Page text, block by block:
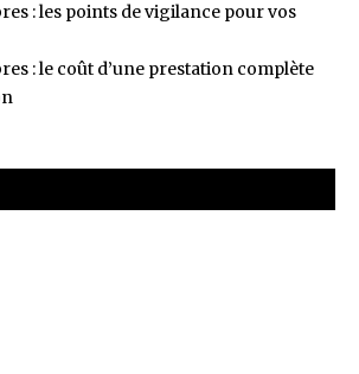
: les points de vigilance pour vos
: le coût d’une prestation complète